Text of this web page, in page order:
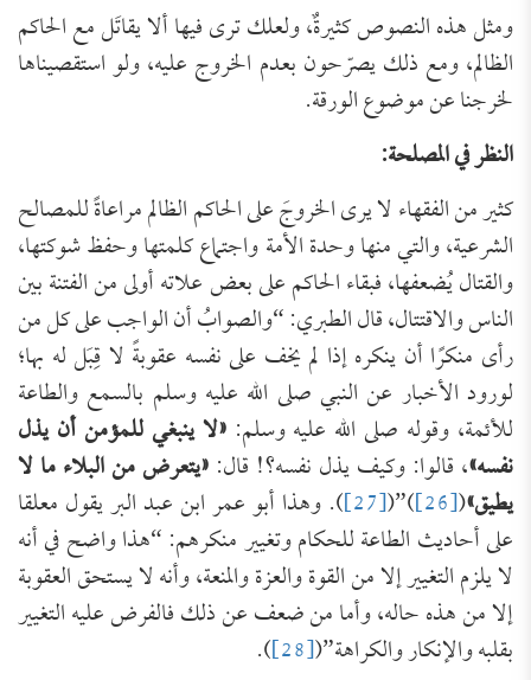
ومثل هذه النصوص كثيرةٌ، ولعلك ترى فيها ألا يقاتَل مع الحاكم
الظالم، ومع ذلك يصرّحون بعدم الخروج عليه، ولو استقصيناها
لخرجنا عن موضوع الورقة.
النظر في المصلحة:
كثير من الفقهاء لا يرى الخروجَ على الحاكم الظالم مراعاةً للمصالح
الشرعية، والتي منها وحدة الأمة واجتماع كلمتها وحفظ شوكتها،
والقتال يُضعفها، فبقاء الحاكم على بعض علاته أولى من الفتنة بين
الناس والاقتتال، قال الطبري: “والصوابُ أن الواجب على كل من
رأى منكرًا أن ينكره إذا لم يخف على نفسه عقوبةً لا قِبَل له بها؛
لورود الأخبار عن النبي صلى الله عليه وسلم بالسمع والطاعة
للأئمة، وقوله صلى الله عليه وسلم:«لا ينبغي للمؤمن أن يذل
نفسه»، قالوا: وكيف يذل نفسه؟! قال:«يتعرض من البلاء ما لا
يطيق»
(
[26]
)”(
[27] ). وهذا أبو عمر ابن عبد البر يقول معلقا
على أحاديث الطاعة للحكام وتغيير منكرهم: “هذا واضح في أنه
لا يلزم التغيير إلا من القوة والعزة والمنعة، وأنه لا يستحق العقوبة
إلا من هذه حاله، وأما من ضعف عن ذلك فالفرض عليه التغيير
بقلبه والإنكار والكراهة”([28]
).